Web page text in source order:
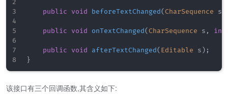
public void beforeTextChanged( CharSequence s
public void onTextChanged( CharSequence s , int
public void afterTextChanged( Editable s ) ;
}
该接口有三个回调函数,其含义如下: